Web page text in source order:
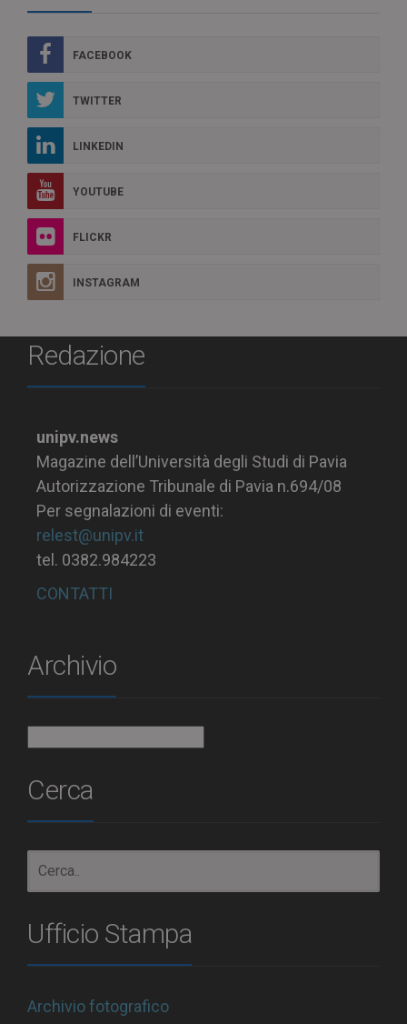
FACEBOOK
TWITTER
LINKEDIN
YOUTUBE
FLICKR
INSTAGRAM
Redazione
unipv.news
Magazine dell’Università degli Studi di Pavia
Autorizzazione Tribunale di Pavia n.694/08
Per segnalazioni di eventi:
relest@unipv.it
tel. 0382.984223
CONTATTI
Archivio
Cerca
Ufficio Stampa
Archivio fotografico